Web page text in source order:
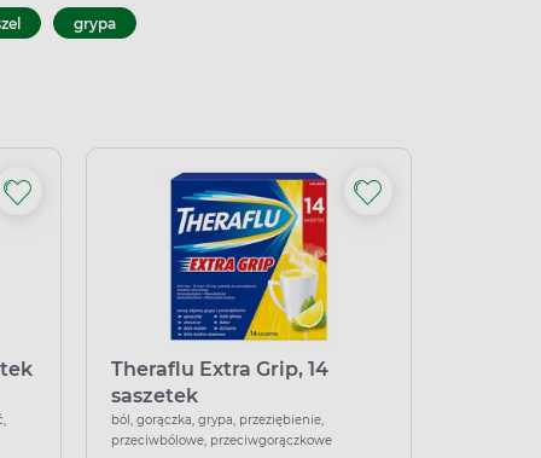
grypa
Theraflu Extra Grip, 14
saszetek
ból, gorączka, grypa, przeziębienie,
przeciwbólowe, przeciwgorączkowe